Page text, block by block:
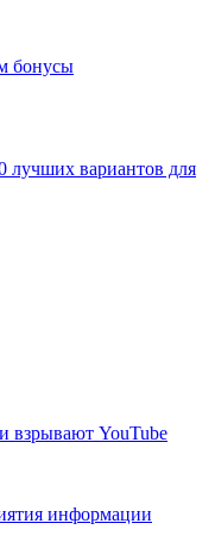
бонусы
лучших вариантов для
взрывают YouTube
информации